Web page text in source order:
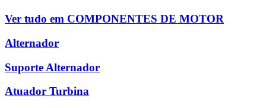
Ver tudo em COMPONENTES DE MOTOR
Alternador
Suporte Alternador
Atuador Turbina